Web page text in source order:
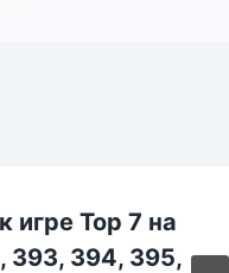
игре Top 7 на
393, 394, 395,